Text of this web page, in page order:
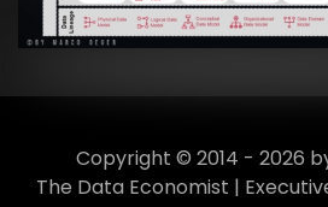
Copyright © 2014 - 2026
The Data Economist |